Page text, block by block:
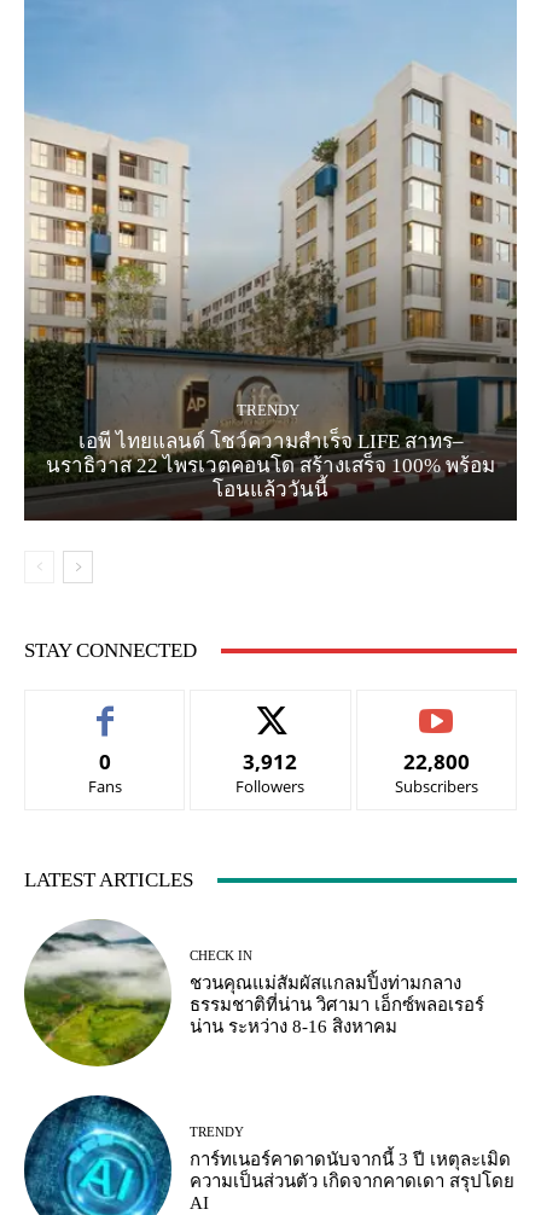
TRENDY
เอพี ไทยแลนด์ โชว์ความสำเร็จ LIFE สาทร–
นราธิวาส 22 ไพรเวตคอนโด สร้างเสร็จ 100% พร้อม
โอนแล้ววันนี้
STAY CONNECTED
0
Fans
3,912
Followers
22,800
Subscribers
LATEST ARTICLES
CHECK IN
ชวนคุณแม่สัมผัสแกลมปิ้งท่ามกลาง
ธรรมชาติที่น่าน วิศามา เอ็กซ์พลอเรอร์
น่าน ระหว่าง 8-16 สิงหาคม
TRENDY
การ์ทเนอร์คาดาดนับจากนี้ 3 ปี เหตุละเมิด
ความเป็นส่วนตัว เกิดจากคาดเดา สรุปโดย
AI